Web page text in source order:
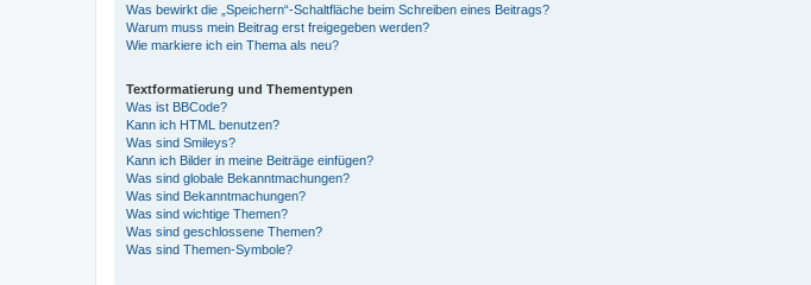
Was bewirkt die „Speichern“-Schaltfläche beim Schreiben eines Beitrags?
Warum muss mein Beitrag erst freigegeben werden?
Wie markiere ich ein Thema als neu?
Textformatierung und Thementypen
Was ist BBCode?
Kann ich HTML benutzen?
Was sind Smileys?
Kann ich Bilder in meine Beiträge einfügen?
Was sind globale Bekanntmachungen?
Was sind Bekanntmachungen?
Was sind wichtige Themen?
Was sind geschlossene Themen?
Was sind Themen-Symbole?